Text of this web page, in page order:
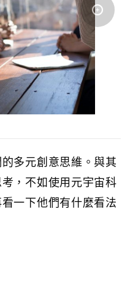
多元創意思維。與其
，不如使用元宇宙科
一下他們有什麼看法